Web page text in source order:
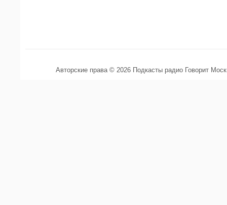
Авторские права © 2026 Подкасты радио Говорит